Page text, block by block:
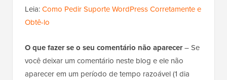
Leia:Como Pedir Suporte WordPress Corretamente e
Obtê-lo
O que fazer se o seu comentário não aparecer– Se
você deixar um comentário neste blog e ele não
aparecer em um período de tempo razoável (1 dia